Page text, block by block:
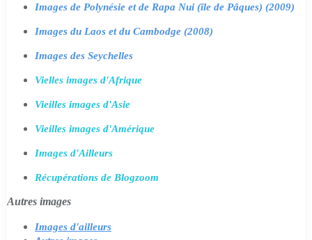
Images de Polynésie et de Rapa Nui (île de Pâques) (2009)
Images du Laos et du Cambodge (2008)
Images des Seychelles
Vielles images d'Afrique
Vieilles images d'Asie
Vieilles images d'Amérique
Images d'Ailleurs
Récupérations de Blogzoom
Autres images
Images d'ailleurs